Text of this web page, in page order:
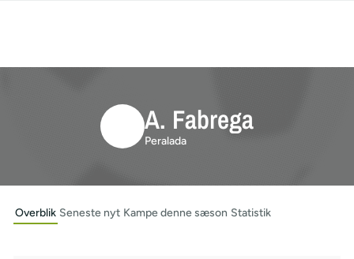
A. Fabrega
Peralada
Overblik Seneste nyt Kampe denne sæson Statistik